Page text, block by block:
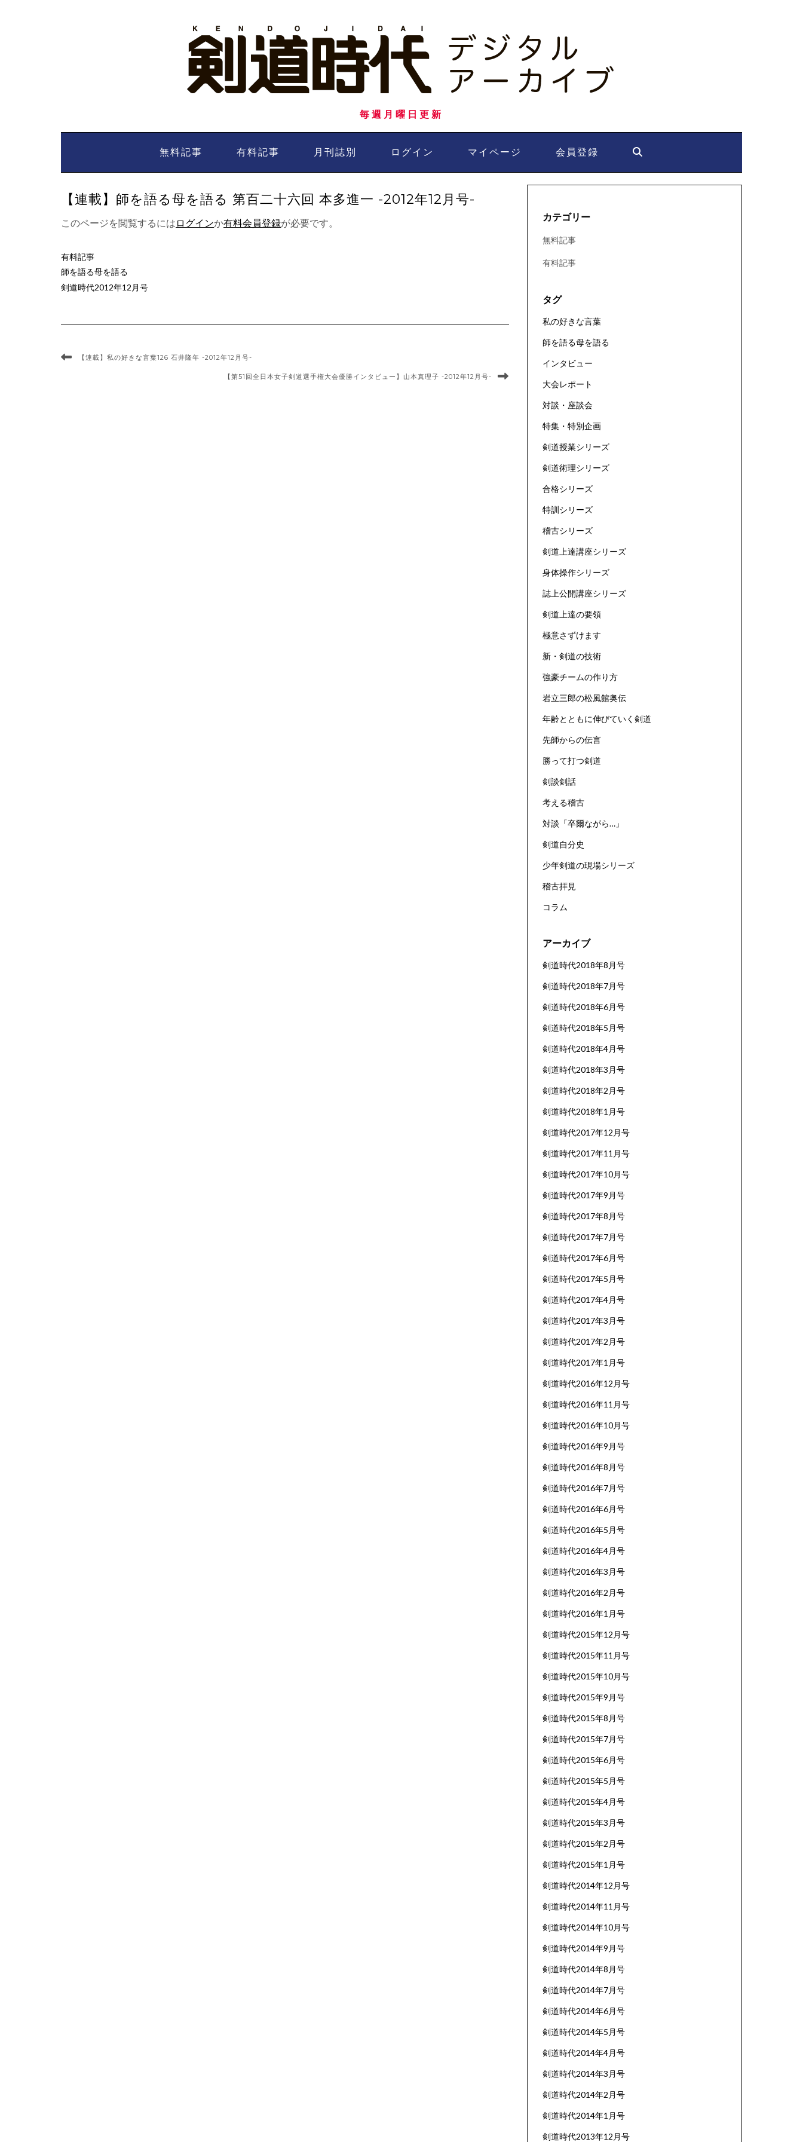
毎週月曜日更新
無料記事 有料記事 月刊誌別 ログイン マイページ 会員登録
【連載】師を語る母を語る 第百二十六回 本多進一 -2012年12月号-
このページを閲覧するには ログインか有料会員登録が必要です。
有料記事
師を語る母を語る
剣道時代2012年12月号
【連載】私の好きな言葉126 石井隆年 -2012年12月号-
【第51回全日本女子剣道選手権大会優勝インタビュー】山本真理子 -2012年12月号-
カテゴリー
無料記事
有料記事
タグ
私の好きな言葉
師を語る母を語る
インタビュー
大会レポート
対談・座談会
特集・特別企画
剣道授業シリーズ
剣道術理シリーズ
合格シリーズ
特訓シリーズ
稽古シリーズ
剣道上達講座シリーズ
身体操作シリーズ
誌上公開講座シリーズ
剣道上達の要領
極意さずけます
新・剣道の技術
強豪チームの作り方
岩立三郎の松風館奥伝
年齢とともに伸びていく剣道
先師からの伝言
勝って打つ剣道
剣談剣話
考える稽古
対談「卒爾ながら…」
剣道自分史
少年剣道の現場シリーズ
稽古拝見
コラム
アーカイブ
剣道時代2018年8月号
剣道時代2018年7月号
剣道時代2018年6月号
剣道時代2018年5月号
剣道時代2018年4月号
剣道時代2018年3月号
剣道時代2018年2月号
剣道時代2018年1月号
剣道時代2017年12月号
剣道時代2017年11月号
剣道時代2017年10月号
剣道時代2017年9月号
剣道時代2017年8月号
剣道時代2017年7月号
剣道時代2017年6月号
剣道時代2017年5月号
剣道時代2017年4月号
剣道時代2017年3月号
剣道時代2017年2月号
剣道時代2017年1月号
剣道時代2016年12月号
剣道時代2016年11月号
剣道時代2016年10月号
剣道時代2016年9月号
剣道時代2016年8月号
剣道時代2016年7月号
剣道時代2016年6月号
剣道時代2016年5月号
剣道時代2016年4月号
剣道時代2016年3月号
剣道時代2016年2月号
剣道時代2016年1月号
剣道時代2015年12月号
剣道時代2015年11月号
剣道時代2015年10月号
剣道時代2015年9月号
剣道時代2015年8月号
剣道時代2015年7月号
剣道時代2015年6月号
剣道時代2015年5月号
剣道時代2015年4月号
剣道時代2015年3月号
剣道時代2015年2月号
剣道時代2015年1月号
剣道時代2014年12月号
剣道時代2014年11月号
剣道時代2014年10月号
剣道時代2014年9月号
剣道時代2014年8月号
剣道時代2014年7月号
剣道時代2014年6月号
剣道時代2014年5月号
剣道時代2014年4月号
剣道時代2014年3月号
剣道時代2014年2月号
剣道時代2014年1月号
剣道時代2013年12月号